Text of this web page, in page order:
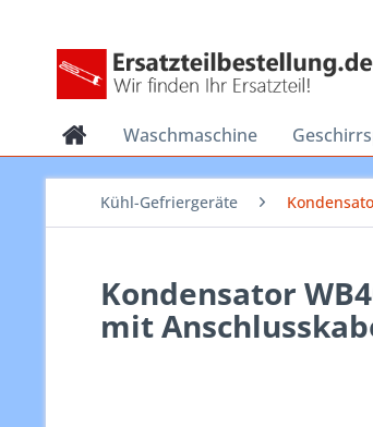
Waschmaschine
Kühl-Gefriergeräte
Kondensator
mit